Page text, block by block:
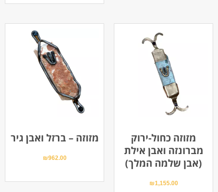
מזוזה – ברזל ואבן גיר
₪962.00
מזוזה כחול-ירוק
מברונזה ואבן אילת
(אבן שלמה המלך)
₪1,155.00